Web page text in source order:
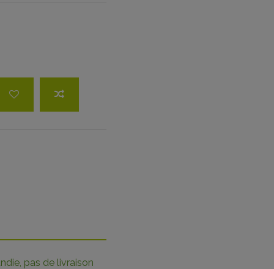
pas de livraison